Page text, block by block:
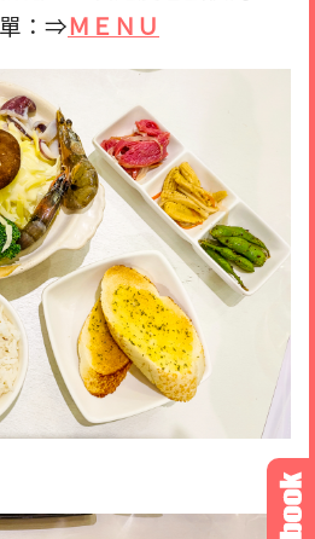
：⇒ ＭＥＮＵ